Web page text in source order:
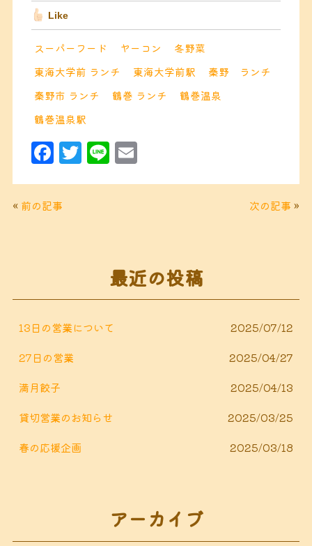
Like
スーパーフード ヤーコン
冬野菜
東海大学前 ランチ
東海大学前駅
秦野 ランチ
秦野市 ランチ
鶴巻 ランチ
鶴巻温泉
鶴巻温泉駅
F
a
c
e
k
T
w
Li
n
E
m
« 前の記事 次の記事 »
最近の投稿
13日の営業について
2025/07/12
27日の営業
2025/04/27
満月餃子
2025/04/13
貸切営業のお知らせ
2025/03/25
春の応援企画
2025/03/18
アーカイブ